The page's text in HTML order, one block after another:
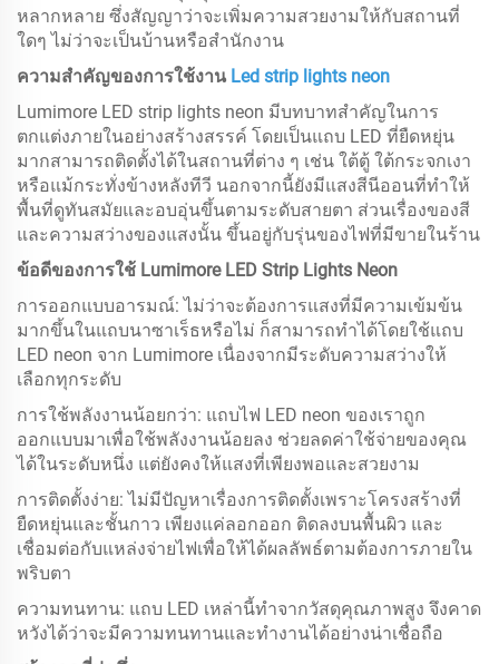
หลากหลาย ซึ่งสัญญาว่าจะเพิ่มความสวยงามให้กับสถานที่
ใดๆ ไม่ว่าจะเป็นบ้านหรือสำนักงาน
ความสำคัญของการใช้งาน Led strip lights neon
Lumimore LED strip lights neon มีบทบาทสำคัญในการ
ตกแต่งภายในอย่างสร้างสรรค์ โดยเป็นแถบ LED ที่ยืดหยุ่น
มากสามารถติดตั้งได้ในสถานที่ต่าง ๆ เช่น ใต้ตู้ ใต้กระจกเงา
หรือแม้กระทั่งข้างหลังทีวี นอกจากนี้ยังมีแสงสีนีออนที่ทำให้
พื้นที่ดูทันสมัยและอบอุ่นขึ้นตามระดับสายตา ส่วนเรื่องของสี
และความสว่างของแสงนั้น ขึ้นอยู่กับรุ่นของไฟที่มีขายในร้าน
ข้อดีของการใช้ Lumimore LED Strip Lights Neon
การออกแบบอารมณ์: ไม่ว่าจะต้องการแสงที่มีความเข้มข้น
มากขึ้นในแถบนาซาเร็ธหรือไม่ ก็สามารถทำได้โดยใช้แถบ
LED neon จาก Lumimore เนื่องจากมีระดับความสว่างให้
เลือกทุกระดับ
การใช้พลังงานน้อยกว่า: แถบไฟ LED neon ของเราถูก
ออกแบบมาเพื่อใช้พลังงานน้อยลง ช่วยลดค่าใช้จ่ายของคุณ
ได้ในระดับหนึ่ง แต่ยังคงให้แสงที่เพียงพอและสวยงาม
การติดตั้งง่าย: ไม่มีปัญหาเรื่องการติดตั้งเพราะโครงสร้างที่
ยืดหยุ่นและชั้นกาว เพียงแค่ลอกออก ติดลงบนพื้นผิว และ
เชื่อมต่อกับแหล่งจ่ายไฟเพื่อให้ได้ผลลัพธ์ตามต้องการภายใน
พริบตา
ความทนทาน: แถบ LED เหล่านี้ทำจากวัสดุคุณภาพสูง จึงคาด
หวังได้ว่าจะมีความทนทานและทำงานได้อย่างน่าเชื่อถือ